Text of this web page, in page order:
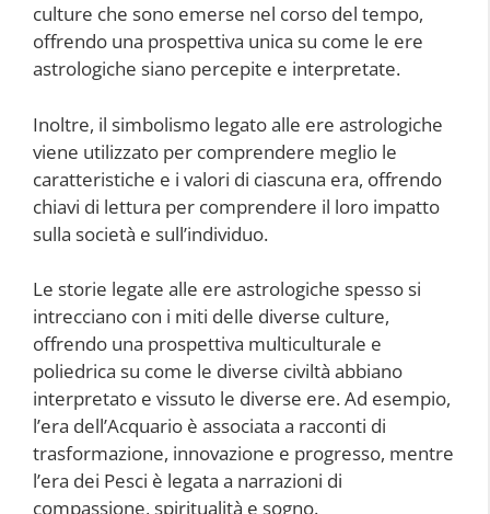
culture che sono emerse nel corso del tempo,
offrendo una prospettiva unica su come le ere
astrologiche siano percepite e interpretate.
Inoltre, il simbolismo legato alle ere astrologiche
viene utilizzato per comprendere meglio le
caratteristiche e i valori di ciascuna era, offrendo
chiavi di lettura per comprendere il loro impatto
sulla società e sull’individuo.
Le storie legate alle ere astrologiche spesso si
intrecciano con i miti delle diverse culture,
offrendo una prospettiva multiculturale e
poliedrica su come le diverse civiltà abbiano
interpretato e vissuto le diverse ere. Ad esempio,
l’era dell’Acquario è associata a racconti di
trasformazione, innovazione e progresso, mentre
l’era dei Pesci è legata a narrazioni di
compassione, spiritualità e sogno.